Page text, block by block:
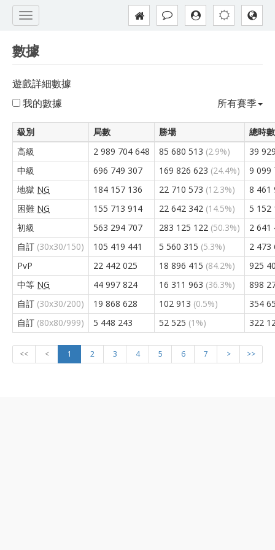
數據
遊戲詳細數據
我的數據
所有賽季
級別 局數 勝場
總時數
高級
2 989 704 648 85 680 513 (2.9%)
39
中級
696 749 307 169 826 623 (24.4%)
9 099
地獄 NG 184 157 136 22 710 573 (12.3%)
8 461
困難 NG 155 713 914 22 642 342 (14.5%)
5 152
初級
563 294 707 283 125 122 (50.3%)
2 641
自訂 (30x30/150) 105 419 441 5 560 315 (5.3%)
2 473
PvP
22 442 025 18 896 415 (84.2%)
925
中等 NG 44 997 824 16 311 963 (36.3%)
898
自訂 (30x30/200) 19 868 628 102 913 (0.5%)
354
自訂 (80x80/999) 5 448 243 52 525 (1%) 322
<< < 1 2 3 4 5 6 7 > >>